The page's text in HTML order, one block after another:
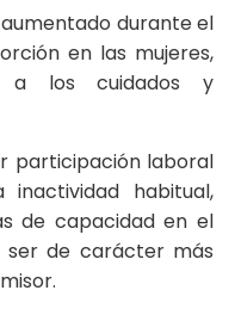
durante el
en las mujeres,
a los cuidados y
participación laboral
habitual,
de capacidad en el
de carácter más